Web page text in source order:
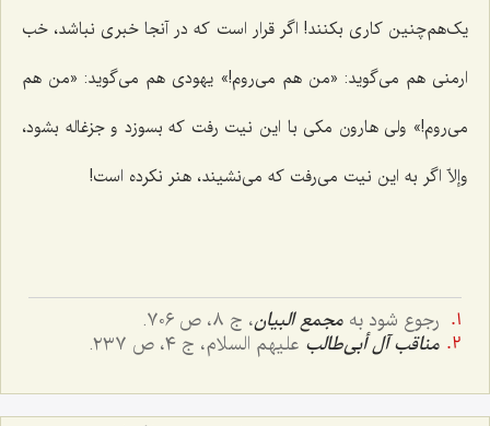
یک‌هم‌چنین کاری بکنند! اگر قرار است که در آنجا خبری نباشد، خب
ارمنی هم می‌گوید: «من هم می‌روم!» یهودی هم می‌گوید: «من هم
می‌روم!» ولی هارون مکی با این نیت رفت که بسوزد و جزغاله بشود،
وإلاّ اگر به این نیت می‌رفت که می‌نشیند، هنر نکرده است!
رجوع شود به مجمع البیان، ج ٨، ص ٧٠٦.
مناقب آل أبی‌طالب علیهم السلام، ج ٤، ص ٢٣٧.